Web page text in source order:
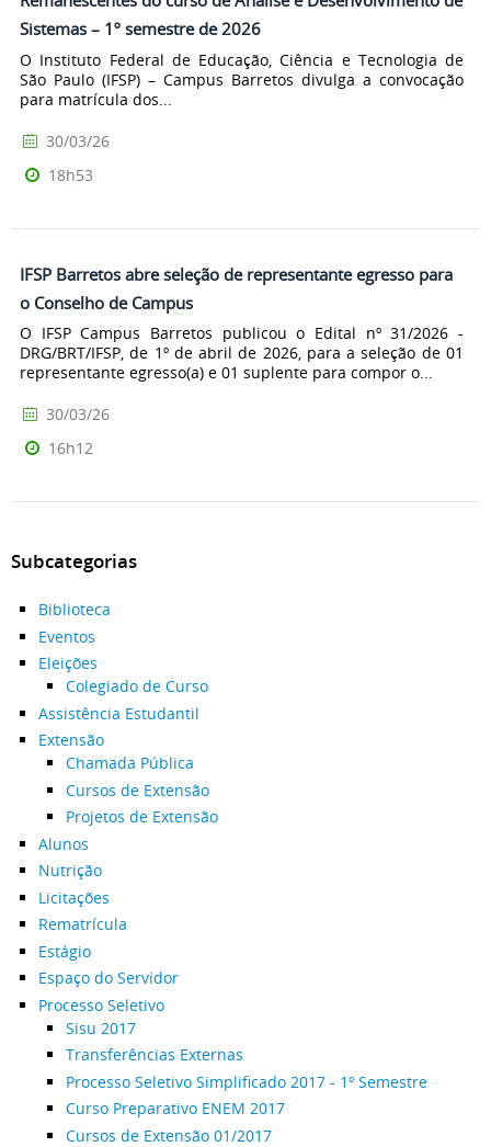
Sistemas – 1º semestre de 2026
O Instituto Federal de Educação, Ciência e Tecnologia de
São Paulo (IFSP) – Campus Barretos divulga a convocação
para matrícula dos...
30/03/26
18h53
IFSP Barretos abre seleção de representante egresso para
o Conselho de Campus
O IFSP Campus Barretos publicou o Edital nº 31/2026 -
DRG/BRT/IFSP, de 1º de abril de 2026, para a seleção de 01
representante egresso(a) e 01 suplente para compor o...
30/03/26
16h12
Subcategorias
Biblioteca
Eventos
Eleições
Colegiado de Curso
Assistência Estudantil
Extensão
Chamada Pública
Cursos de Extensão
Projetos de Extensão
Alunos
Nutrição
Licitações
Rematrícula
Estágio
Espaço do Servidor
Processo Seletivo
Sisu 2017
Transferências Externas
Processo Seletivo Simplificado 2017 - 1º Semestre
Curso Preparativo ENEM 2017
Cursos de Extensão 01/2017